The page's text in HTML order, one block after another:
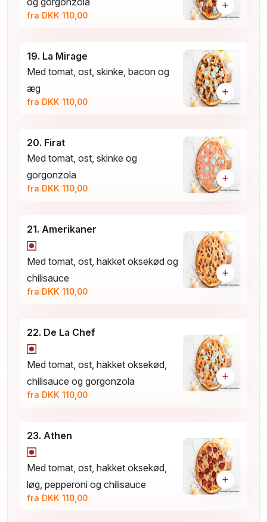
fra DKK 110,00
+
19. La Mirage
Med tomat, ost, skinke, bacon og
æg
fra DKK 110,00
+
20. Firat
Med tomat, ost, skinke og
gorgonzola
fra DKK 110,00
+
21. Amerikaner
Med tomat, ost, hakket oksekød og
chilisauce
fra DKK 110,00
+
22. De La Chef
Med tomat, ost, hakket oksekød,
chilisauce og gorgonzola
fra DKK 110,00
+
23. Athen
Med tomat, ost, hakket oksekød,
løg, pepperoni og chilisauce
fra DKK 110,00
+